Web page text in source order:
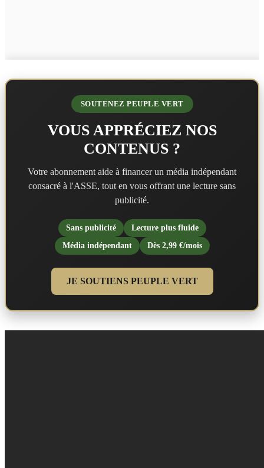
SOUTENEZ PEUPLE VERT
VOUS APPRÉCIEZ NOS
CONTENUS ?
Votre abonnement aide à financer un média indépendant
consacré à l'ASSE, tout en vous offrant une lecture sans
publicité.
Sans publicité
Lecture plus fluide
Média indépendant
Dès 2,99 €/mois
JE SOUTIENS PEUPLE VERT